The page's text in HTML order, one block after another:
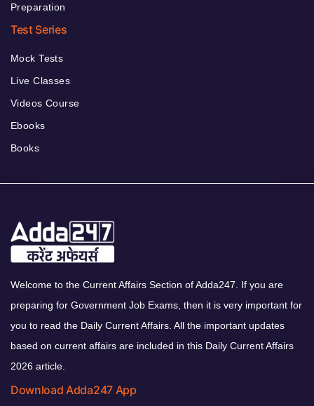
Preparation
Test Series
Mock Tests
Live Classes
Videos Course
Ebooks
Books
Welcome to the Current Affairs Section of Adda247. If you are
preparing for Government Job Exams, then it is very important for
you to read the Daily Current Affairs. All the important updates
based on current affairs are included in this Daily Current Affairs
2026 article.
Download Adda247 App